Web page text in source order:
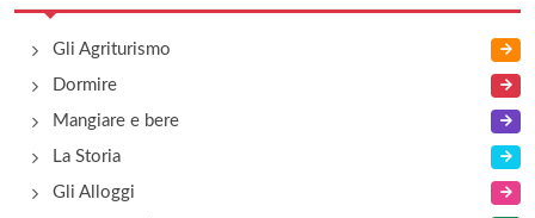
Gli Agriturismo
Dormire
Mangiare e bere
La Storia
Gli Alloggi